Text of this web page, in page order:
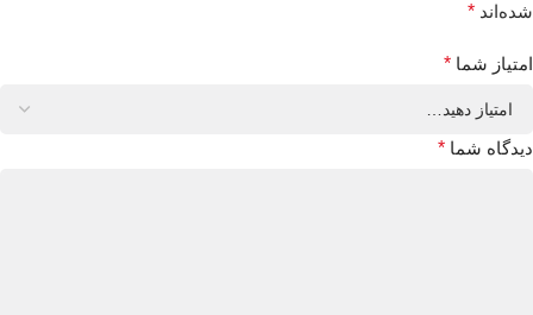
شده‌اند *
امتیاز شما *
دیدگاه شما *